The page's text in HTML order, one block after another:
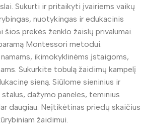
Sukurti ir pritaikyti įvairiems vaikų
nuotykingas ir edukacinis
šios prekės ženklo žaislų privalumai.
Montessori metodui.
ikimokyklinėms įstaigoms,
Sukurkite tobulą žaidimų kampelį
sieną. Siūlome sieninius ir
dažymo paneles, teminius
daugiau. Neįtikėtinas priedų skaičius
žaidimui.